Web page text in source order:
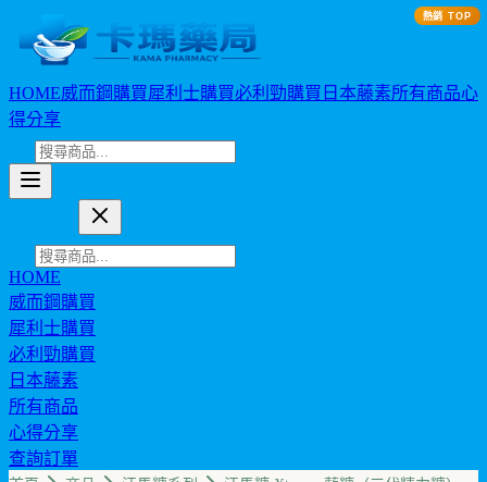
HOME威而鋼購買犀利士購買必利勁購買 日本藤素所有商品心
得分享
HOME
威而鋼購買
犀利士購買
必利勁購買
日本藤素
所有商品
心得分享
查詢訂單
熱銷 TOP